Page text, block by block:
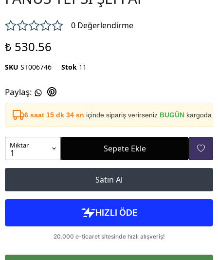
0 Değerlendirme
₺ 530.56
SKU ST006746 Stok 11
Paylaş:
6 saat 15 dk 34 sn içinde sipariş verirseniz BUGÜN kargoda
Miktar Sepete Ekle
Satın Al